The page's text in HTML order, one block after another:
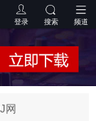
登录 搜索 频道
网